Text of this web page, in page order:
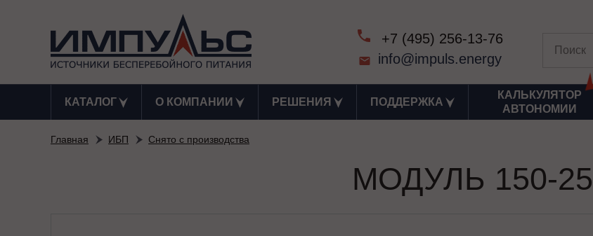
+7 (495) 256-13-76
info@impuls.energy
КАТАЛОГ О КОМПАНИИ РЕШЕНИЯ ПОДДЕРЖКА
КАЛЬКУЛЯТОР
АВТОНОМИИ
Главная ИБП Снято с производства
МОДУЛЬ 150-25